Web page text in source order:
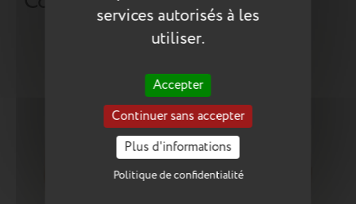
services autorisés à les
utiliser.
Accepter
Continuer sans accepter
Plus d'informations
Politique de confidentialité